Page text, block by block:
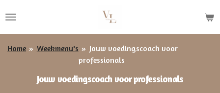
direct
naar
de
Home » Weekmenu's » Jouw voedingscoach voor
professionals
Jouw voedingscoach voor professionals